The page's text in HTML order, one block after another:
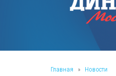
Главная » Новости